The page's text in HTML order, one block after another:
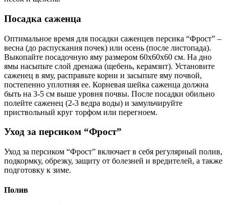
Посадка саженца
Оптимальное время для посадки саженцев персика “Фрост” –
весна (до распускания почек) или осень (после листопада).
Выкопайте посадочную яму размером 60x60x60 см. На дно
ямы насыпьте слой дренажа (щебень, керамзит). Установите
саженец в яму, расправьте корни и засыпьте яму почвой,
постепенно уплотняя ее. Корневая шейка саженца должна
быть на 3-5 см выше уровня почвы. После посадки обильно
полейте саженец (2-3 ведра воды) и замульчируйте
приствольный круг торфом или перегноем.
Уход за персиком “Фрост”
Уход за персиком “Фрост” включает в себя регулярный полив,
подкормку, обрезку, защиту от болезней и вредителей, а также
подготовку к зиме.
Полив